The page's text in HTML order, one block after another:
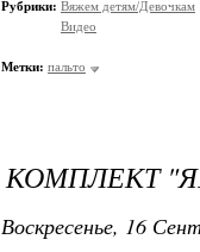
Рубрики: Вяжем детям/Девочкам
Видео
Метки: пальто
КОМПЛЕКТ
Воскресенье, 16